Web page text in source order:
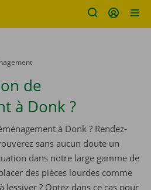
de
à Donk ?
à Donk ? Rendez-
sans aucun doute un
dans notre large gamme de
des pièces lourdes comme
? Optez dans ce cas pour